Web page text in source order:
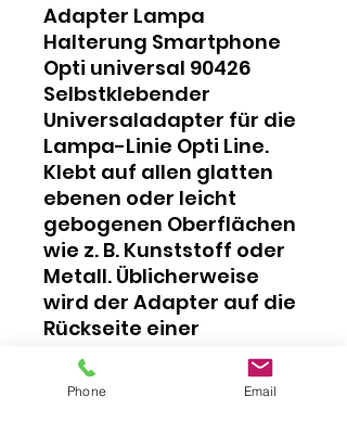
Adapter Lampa
Halterung Smartphone
Opti universal 90426
Selbstklebender
Universaladapter für die
Lampa-Linie Opti Line.
Klebt auf allen glatten
ebenen oder leicht
gebogenen Oberflächen
wie z. B. Kunststoff oder
Metall. Üblicherweise
wird der Adapter auf die
Rückseite einer
Handyhülle oder direkt
auf das Handy
aufgeklebt. Mit dem
Phone Email